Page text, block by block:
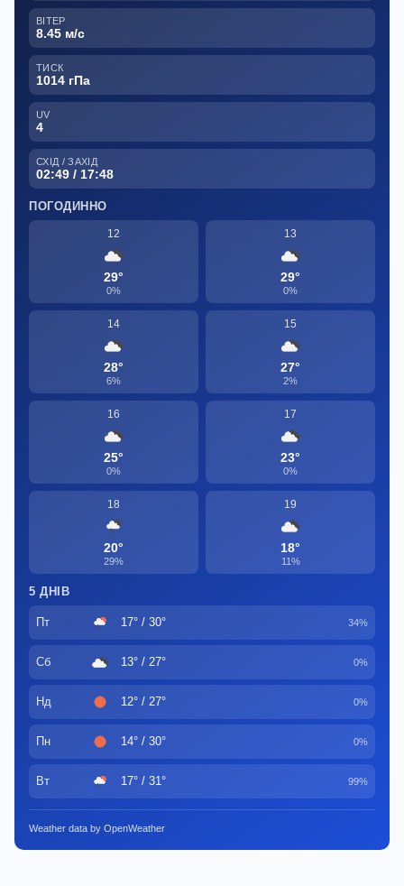
ВІТЕР
8.45 м/с
ТИСК
1014 гПа
UV
4
СХІД / ЗАХІД
02:49 / 17:48
ПОГОДИННО
12
29°
0%
13
29°
0%
14
28°
6%
15
27°
2%
16
25°
0%
17
23°
0%
18
20°
29%
19
18°
11%
5 ДНІВ
Пт 17° / 30° 34%
Сб 13° / 27° 0%
Нд 12° / 27° 0%
Пн 14° / 30° 0%
Вт 17° / 31° 99%
Weather data by OpenWeather